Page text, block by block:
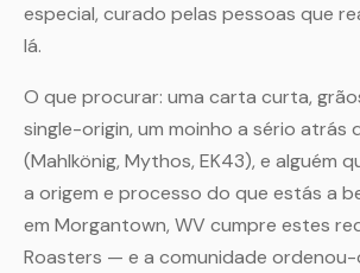
especial, curado pelas pessoas que
lá.
O que procurar: uma carta curta,
single-origin, um moinho a sério atrás
(Mahlkönig, Mythos, EK43), e alguém
a origem e processo do que estás a
em Morgantown, WV cumpre estes
Roasters — e a comunidade ordenou-